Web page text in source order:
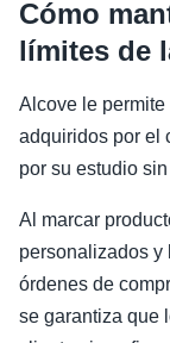
Cómo
límites de
Alcove le
adquiridos por el
por su estudio
Al marcar
personalizados y
órdenes de
se garantiza que